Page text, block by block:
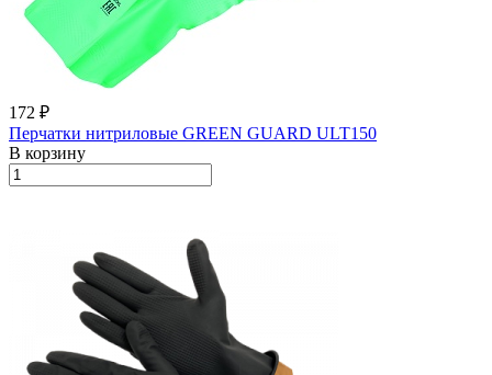
172 ₽
Перчатки нитриловые GREEN GUARD ULT150
В корзину